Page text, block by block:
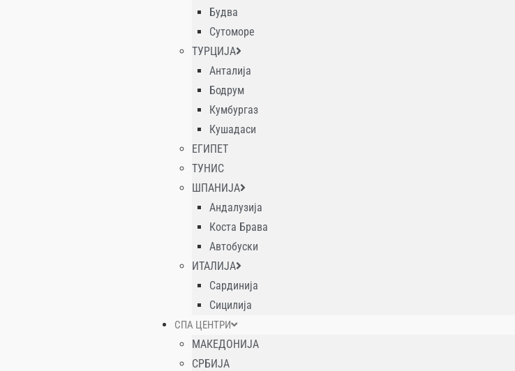
Будва
Сутоморе
ТУРЦИЈА
Анталија
Бодрум
Кумбургаз
Кушадаси
ЕГИПЕТ
ТУНИС
ШПАНИЈА
Андалузија
Коста Брава
Автобуски
ИТАЛИЈА
Сардинија
Сицилија
СПА ЦЕНТРИ
МАКЕДОНИЈА
СРБИЈА